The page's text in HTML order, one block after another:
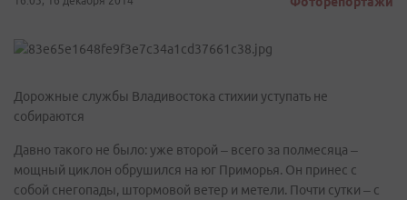
Дорожные службы Владивостока стихии уступать не
собираются
Давно такого не было: уже второй – всего за полмесяца –
мощный циклон обрушился на юг Приморья. Он принес с
собой снегопады, штормовой ветер и метели. Почти сутки – с